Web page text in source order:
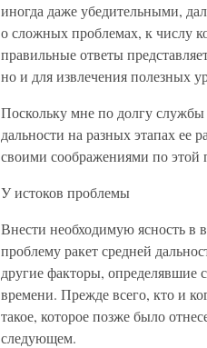
иногда даже убедительными,
о сложных проблемах, к числу
правильные ответы
но и для извлечения полезных
Поскольку мне по долгу службы
дальности на разных этапах ее
своими соображениями по этой
У истоков проблемы
Внести необходимую ясность в
проблему ракет средней
другие факторы, определявшие
времени. Прежде всего, кто и
такое, которое позже было
следующем.